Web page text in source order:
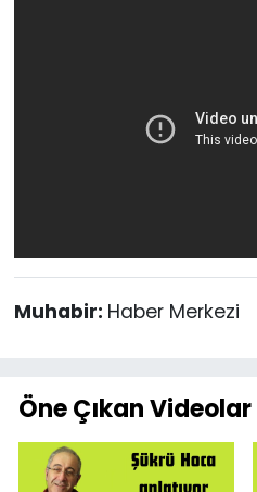
Muhabir: Haber Merkezi
Öne Çıkan Videolar